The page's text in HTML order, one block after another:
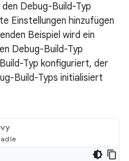
Debug-Build-Typ
Einstellungen hinzufügen
Beispiel wird ein
Debug-Build-Typ
Typ konfiguriert, der
Build-Typs initialisiert